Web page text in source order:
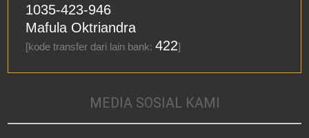
1035-423-946
Mafula Oktriandra
[kode transfer dari lain bank:422]
MEDIA SOSIAL KAMI